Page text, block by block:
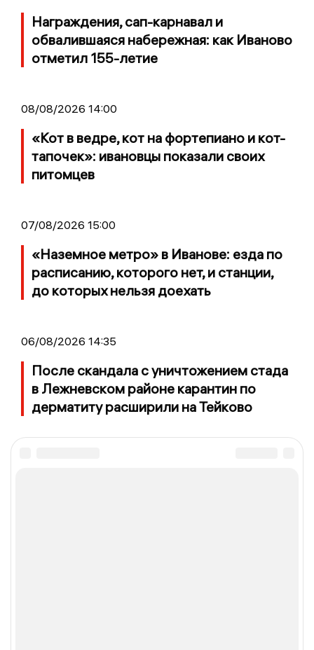
Награждения, сап-карнавал и
обвалившаяся набережная: как Иваново
отметил 155-летие
08/08/2026 14:00
«Кот в ведре, кот на фортепиано и кот-
тапочек»: ивановцы показали своих
питомцев
07/08/2026 15:00
«Наземное метро» в Иванове: езда по
расписанию, которого нет, и станции,
до которых нельзя доехать
06/08/2026 14:35
После скандала с уничтожением стада
в Лежневском районе карантин по
дерматиту расширили на Тейково